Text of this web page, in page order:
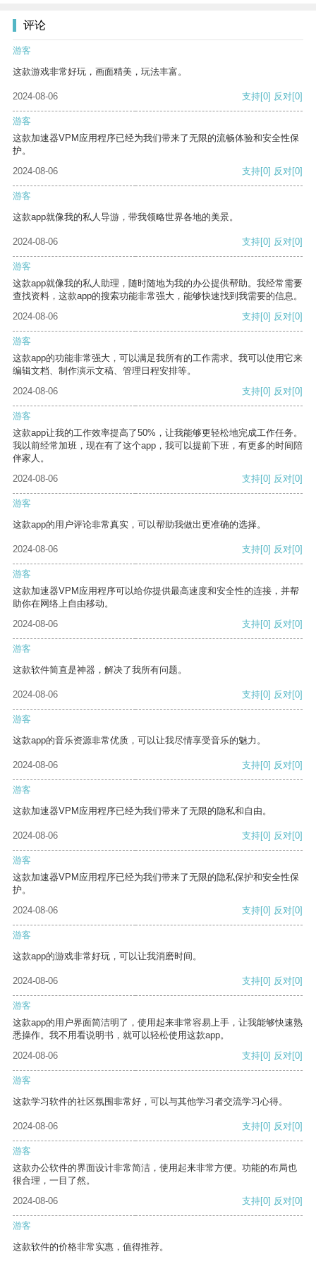
评论
游客
这款游戏非常好玩，画面精美，玩法丰富。
2024-08-06 支持[0] 反对[0]
游客
这款加速器VPM应用程序已经为我们带来了无限的流畅体验和安全性保
护。
2024-08-06
支持[0] 反对[0]
游客
这款app就像我的私人导游，带我领略世界各地的美景。
2024-08-06 支持[0] 反对[0]
游客
这款app就像我的私人助理，随时随地为我的办公提供帮助。我经常需要
查找资料，这款app的搜索功能非常强大，能够快速找到我需要的信息。
2024-08-06
支持[0] 反对[0]
游客
这款app的功能非常强大，可以满足我所有的工作需求。我可以使用它来
编辑文档、制作演示文稿、管理日程安排等。
2024-08-06
支持[0] 反对[0]
游客
这款app让我的工作效率提高了50%，让我能够更轻松地完成工作任务。
我以前经常加班，现在有了这个app，我可以提前下班，有更多的时间陪
伴家人。
2024-08-06
支持[0] 反对[0]
游客
这款app的用户评论非常真实，可以帮助我做出更准确的选择。
2024-08-06 支持[0] 反对[0]
游客
这款加速器VPM应用程序可以给你提供最高速度和安全性的连接，并帮
助你在网络上自由移动。
2024-08-06
支持[0] 反对[0]
游客
这款软件简直是神器，解决了我所有问题。
2024-08-06 支持[0] 反对[0]
游客
这款app的音乐资源非常优质，可以让我尽情享受音乐的魅力。
2024-08-06 支持[0] 反对[0]
游客
这款加速器VPM应用程序已经为我们带来了无限的隐私和自由。
2024-08-06 支持[0] 反对[0]
游客
这款加速器VPM应用程序已经为我们带来了无限的隐私保护和安全性保
护。
2024-08-06
支持[0] 反对[0]
游客
这款app的游戏非常好玩，可以让我消磨时间。
2024-08-06 支持[0] 反对[0]
游客
这款app的用户界面简洁明了，使用起来非常容易上手，让我能够快速熟
悉操作。我不用看说明书，就可以轻松使用这款app。
2024-08-06
支持[0] 反对[0]
游客
这款学习软件的社区氛围非常好，可以与其他学习者交流学习心得。
2024-08-06 支持[0] 反对[0]
游客
这款办公软件的界面设计非常简洁，使用起来非常方便。功能的布局也
很合理，一目了然。
2024-08-06
支持[0] 反对[0]
游客
这款软件的价格非常实惠，值得推荐。